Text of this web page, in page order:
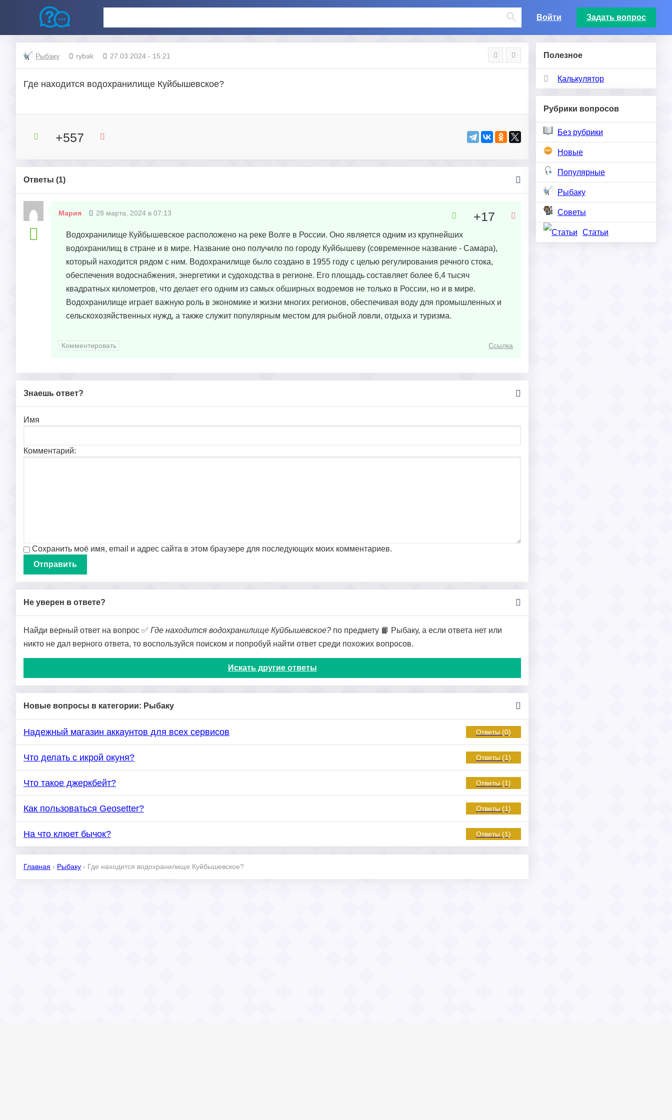
Войти Задать вопрос
Полезное
Калькулятор
Рубрики вопросов
Без рубрики
Новые
Популярные
Рыбаку
Советы
Статьи
Рыбаку rybak 27.03.2024 - 15:21
Где находится водохранилище Куйбышевское?
+557
Ответы (1)
Мария 28 марта, 2024 в 07:13
Водохранилище Куйбышевское расположено на реке Волге в России. Оно является одним из крупнейших
водохранилищ в стране и в мире. Название оно получило по городу Куйбышеву (современное название - Самара),
который находится рядом с ним. Водохранилище было создано в 1955 году с целью регулирования речного стока,
обеспечения водоснабжения, энергетики и судоходства в регионе. Его площадь составляет более 6,4 тысяч
квадратных километров, что делает его одним из самых обширных водоемов не только в России, но и в мире.
Водохранилище играет важную роль в экономике и жизни многих регионов, обеспечивая воду для промышленных и
сельскохозяйственных нужд, а также служит популярным местом для рыбной ловли, отдыха и туризма.
+17
Комментировать Ссылка
Знаешь ответ?
Имя
Комментарий:
Сохранить моё имя, email и адрес сайта в этом браузере для последующих моих комментариев.
Не уверен в ответе?
Найди верный ответ на вопрос ✅ Где находится водохранилище Куйбышевское? по предмету 📙 Рыбаку, а если ответа нет или
никто не дал верного ответа, то воспользуйся поиском и попробуй найти ответ среди похожих вопросов.
Искать другие ответы
Новые вопросы в категории: Рыбаку
Надежный магазин аккаунтов для всех сервисов Ответы (0)
Что делать с икрой окуня? Ответы (1)
Что такое джеркбейт? Ответы (1)
Как пользоваться Geosetter? Ответы (1)
На что клюет бычок? Ответы (1)
Главная › Рыбаку › Где находится водохранилище Куйбышевское?